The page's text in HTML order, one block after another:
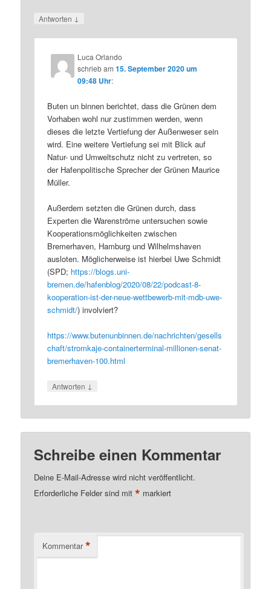
Antworten ↓
Luca Orlando
schriebam15. September 2020 um
09:48 Uhr:
Buten un binnen berichtet, dass die Grünen dem
Vorhaben wohl nur zustimmen werden, wenn
dieses die letzte Vertiefung der Außenweser sein
wird. Eine weitere Vertiefung sei mit Blick auf
Natur- und Umweltschutz nicht zu vertreten, so
der Hafenpolitische Sprecher der Grünen Maurice
Müller.
Außerdem setzten die Grünen durch, dass
Experten die Warenströme untersuchen sowie
Kooperationsmöglichkeiten zwischen
Bremerhaven, Hamburg und Wilhelmshaven
ausloten. Möglicherweise ist hierbei Uwe Schmidt
(SPD; https://blogs.uni-
bremen.de/hafenblog/2020/08/22/podcast-8-
kooperation-ist-der-neue-wettbewerb-mit-mdb-uwe-
schmidt/) involviert?
https://www.butenunbinnen.de/nachrichten/gesells
chaft/stromkaje-containerterminal-millionen-senat-
bremerhaven-100.html
Antworten ↓
Schreibe einen Kommentar
Deine E-Mail-Adresse wird nicht veröffentlicht.
Erforderliche Felder sind mit* markiert
Kommentar *